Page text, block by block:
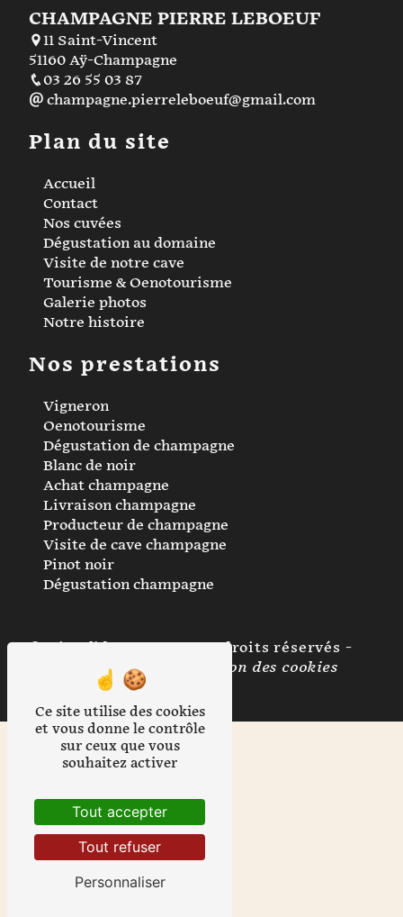
CHAMPAGNE PIERRE LEBOEUF
11 Saint-Vincent
51160 Aÿ-Champagne
03 26 55 03 87
champagne.pierreleboeuf@gmail.com
Plan du site
Accueil
Contact
Nos cuvées
Dégustation au domaine
Visite de notre cave
Tourisme & Oenotourisme
Galerie photos
Notre histoire
Nos prestations
Vigneron
Oenotourisme
Dégustation de champagne
Blanc de noir
Achat champagne
Livraison champagne
Producteur de champagne
Visite de cave champagne
Pinot noir
Dégustation champagne
©Vistalid- 2026 - Tous droits réservés -
Mentions légales
Gestion des cookies
Ce site utilise des cookies
et vous donne le contrôle
sur ceux que vous
souhaitez activer
Tout accepter
Tout refuser
Personnaliser